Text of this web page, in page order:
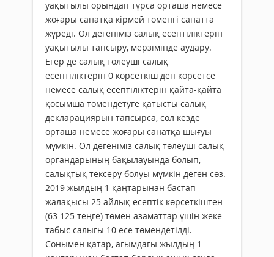
уақытылы орындап тұрса орташа немесе
жоғары санатқа кірмей төменгі санатта
жүреді. Ол дегеніміз салық есептіліктерін
уақытылы тапсыру, мерзімінде аудару.
Егер де салық төлеуші салық
есептіліктерін 0 көрсеткіш деп көрсетсе
немесе салық есептіліктерін қайта-қайта
қосымша төмендетуге қатысты салық
декларациярын тапсырса, сол кезде
орташа немесе жоғары санатқа шығуы
мүмкін. Ол дегеніміз салық төлеуші салық
органдарының бақылауында болып,
салықтық тексеру болуы мүмкін деген сөз.
2019 жылдың 1 қаңтарынан бастап
жалақысы 25 айлық есептік көрсеткіштен
(63 125 теңге) төмен азаматтар үшін жеке
табыс салығы 10 есе төмендетілді.
Сонымен қатар, ағымдағы жылдың 1